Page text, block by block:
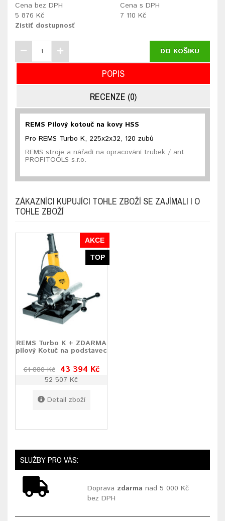
Cena bez DPH
5 876 Kč
Cena s DPH
7 110 Kč
Zistiť dostupnosť
DO KOŠÍKU
POPIS
RECENZE (0)
REMS Pilový kotouč na kovy HSS
Pro REMS Turbo K, 225x2x32, 120 zubů
REMS stroje a nářadí na opracování trubek / ant
PROFITOOLS s.r.o.
ZÁKAZNÍCI KUPUJÍCI TOHLE ZBOŽÍ SE ZAJÍMALI I O
TOHLE ZBOŽÍ
AKCE
TOP
REMS Turbo K + ZDARMA
pilový Kotuč na podstavec
61 880 Kč 43 394 Kč
52 507 Kč
Detail zboží
SLUŽBY PRO VÁS:
Doprava zdarma nad 5 000 Kč
bez DPH